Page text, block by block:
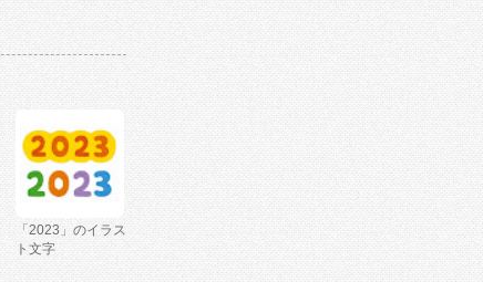
「2023」のイラス
ト文字